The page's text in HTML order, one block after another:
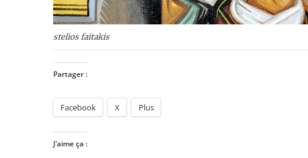
stelios faitakis
Partager :
Facebook X Plus
J’aime ça :